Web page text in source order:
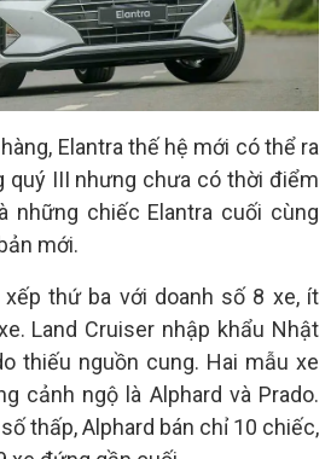
Elantra thế hệ mới có thể ra
quý III nhưng chưa có thời điểm
những chiếc Elantra cuối cùng
mới.
thứ ba với doanh số 8 xe, ít
Land Cruiser nhập khẩu Nhật
thiếu nguồn cung. Hai mẫu xe
cảnh ngộ là Alphard và Prado.
thấp, Alphard bán chỉ 10 chiếc,